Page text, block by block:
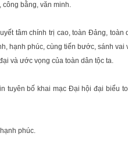
bằng, văn minh.
tâm chính trị cao, toàn Đảng, toàn
hạnh phúc, cùng tiến bước, sánh
và ước vọng của toàn dân tộc ta.
tuyên bố khai mạc Đại hội đại biểu
phúc.